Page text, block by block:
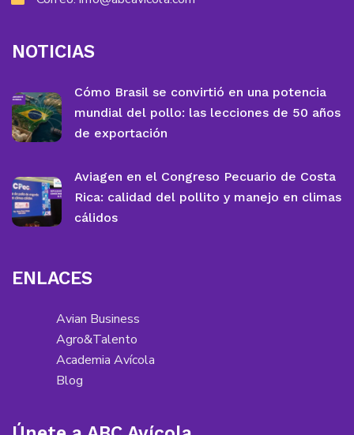
NOTICIAS
Cómo Brasil se convirtió en una potencia
mundial del pollo: las lecciones de 50 años
de exportación
Aviagen en el Congreso Pecuario de Costa
Rica: calidad del pollito y manejo en climas
cálidos
ENLACES
Avian Business
Agro&Talento
Academia Avícola
Blog